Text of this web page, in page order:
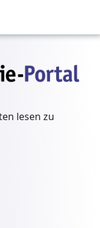
lesen zu